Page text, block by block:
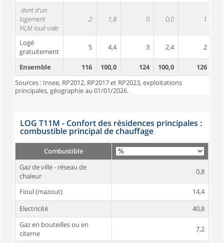
dont d'un
logement
HLM loué vide
2 1,8 0 0,0 1
Logé
gratuitement
5 4,4 3 2,4 2
Ensemble 116 100,0 124 100,0 126
Sources : Insee, RP2012, RP2017 et RP2023, exploitations
principales, géographie au 01/01/2026.
LOG T11M - Confort des résidences principales :
combustible principal de chauffage
Combustible
Gaz de ville - réseau de
chaleur
0,8
Fioul (mazout)
14,4
Electricité
40,8
Gaz en bouteilles ou en
citerne
7,2